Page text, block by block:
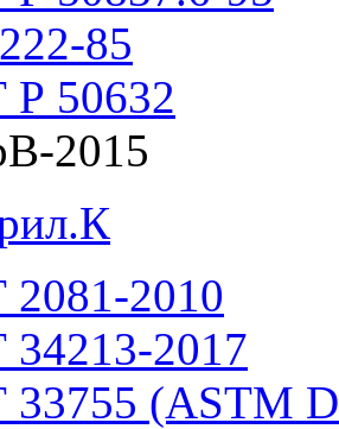
85
50632
2015
2010
2017
(ASTM